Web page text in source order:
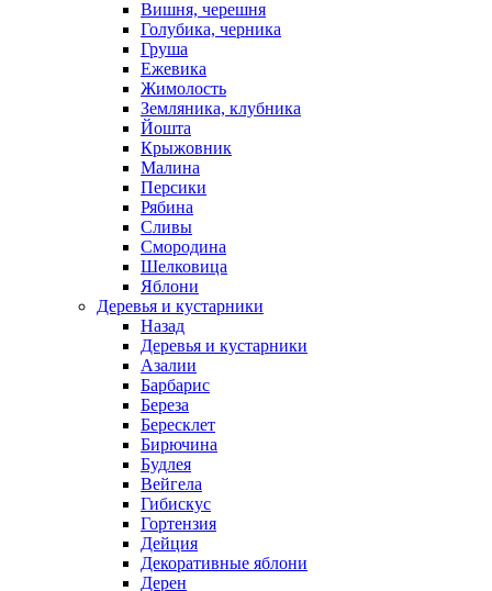
Вишня, черешня
Голубика, черника
Груша
Ежевика
Жимолость
Земляника, клубника
Йошта
Крыжовник
Малина
Персики
Рябина
Сливы
Смородина
Шелковица
Яблони
Деревья и кустарники
Назад
Деревья и кустарники
Азалии
Барбарис
Береза
Бересклет
Бирючина
Будлея
Вейгела
Гибискус
Гортензия
Дейция
Декоративные яблони
Дерен